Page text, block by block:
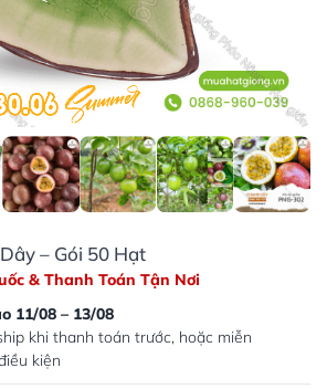
– Gói 50 Hạt
& Thanh Toán Tận Nơi
11/08 – 13/08
khi thanh toán trước, hoặc miễn
kiện